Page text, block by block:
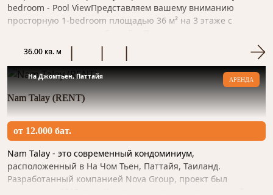
bedroom - Pool ViewПредставляем вашему вниманию
просторную 1-bedroom площадью 36 м² на 3 этаже с
качественным мат...
36.00 кв. м
На Джомтьен, Паттайя АРЕНДА
Nam Talay (RENT)
от 12.000 бат.
Nam Talay - это современный кондоминиум,
расположенный в На Чом Тьен, Паттайя, Таиланд.
Разработанный компанией Nova Group, проект был